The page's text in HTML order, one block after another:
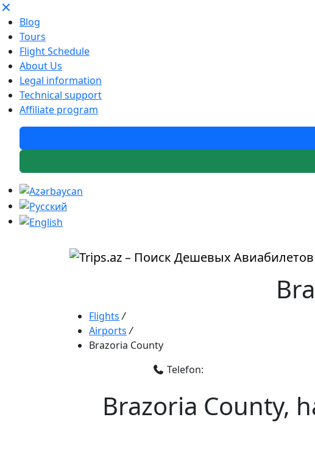
Blog
Tours
Flight Schedule
About Us
Legal information
Technical support
Affiliate program
Flights /
Airports /
Brazoria County
Telefon:
Brazoria County,